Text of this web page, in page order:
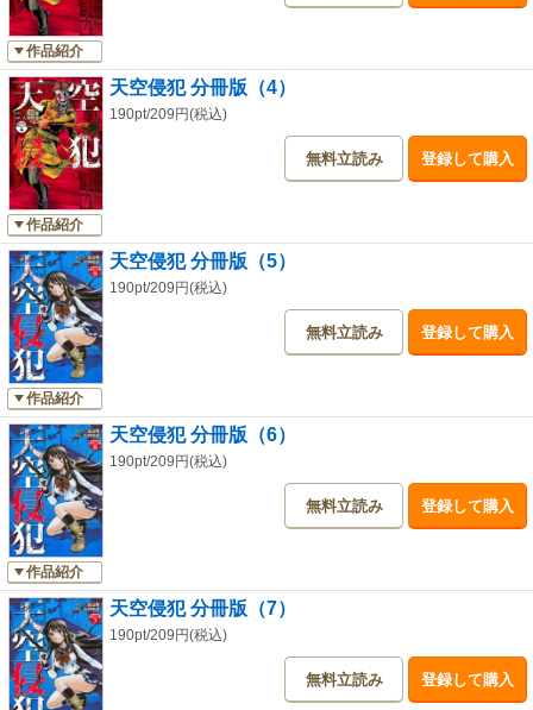
作品紹介
作品紹介
天空侵犯 分冊版（4）
190pt/209円(税込)
無料立読み 登録して購入
作品紹介
天空侵犯 分冊版（5）
190pt/209円(税込)
無料立読み 登録して購入
作品紹介
天空侵犯 分冊版（6）
190pt/209円(税込)
無料立読み 登録して購入
天空侵犯 分冊版（7）
190pt/209円(税込)
無料立読み 登録して購入